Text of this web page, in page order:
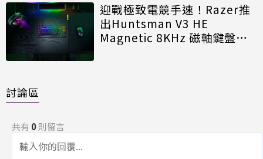
迎戰極致電競手速！Razer推
出Huntsman V3 HE
Magnetic 8KHz 磁軸鍵盤效
討論區
共有 0則留言